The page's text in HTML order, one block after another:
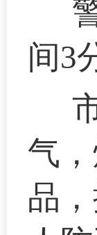
间3
气
品